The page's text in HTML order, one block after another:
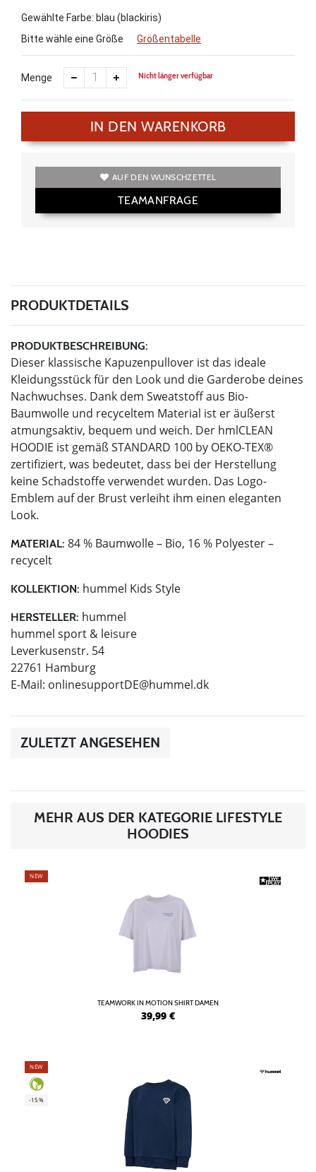
Gewählte Farbe: blau (blackiris)
Bitte wähle eine Größe
Größentabelle
Menge Nicht länger verfügbar
IN DEN WARENKORB
AUF DEN WUNSCHZETTEL
TEAMANFRAGE
PRODUKTDETAILS
PRODUKTBESCHREIBUNG:
Dieser klassische Kapuzenpullover ist das ideale
Kleidungsstück für den Look und die Garderobe deines
Nachwuchses. Dank dem Sweatstoff aus Bio-
Baumwolle und recyceltem Material ist er äußerst
atmungsaktiv, bequem und weich. Der hmlCLEAN
HOODIE ist gemäß STANDARD 100 by OEKO-TEX®
zertifiziert, was bedeutet, dass bei der Herstellung
keine Schadstoffe verwendet wurden. Das Logo-
Emblem auf der Brust verleiht ihm einen eleganten
Look.
MATERIAL: 84 % Baumwolle – Bio, 16 % Polyester –
recycelt
KOLLEKTION: hummel Kids Style
HERSTELLER: hummel
hummel sport & leisure
Leverkusenstr. 54
22761 Hamburg
E-Mail: onlinesupportDE@hummel.dk
ZULETZT ANGESEHEN
MEHR AUS DER KATEGORIE LIFESTYLE
HOODIES
NEW
TEAMWORK IN MOTION SHIRT DAMEN
39,99 €
NEW
-15%